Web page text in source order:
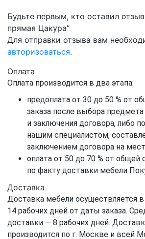
Будьте первым, кто оставил отзыв
прямая Цакура”
Для отправки отзыва вам
авторизоваться.
Оплата
Оплата производится в два этапа:
предоплата от 30 до 50 % от
заказа после выбора
и заключения договора, либо
нашим специалистом,
заключением договора на
оплата от 50 до 70 % от общей
по факту доставки мебели
Доставка
Доставка мебели осуществляется в
14 рабочих дней от даты заказа.
доставки — 8 рабочих дней.
производится по г. Москве и всей